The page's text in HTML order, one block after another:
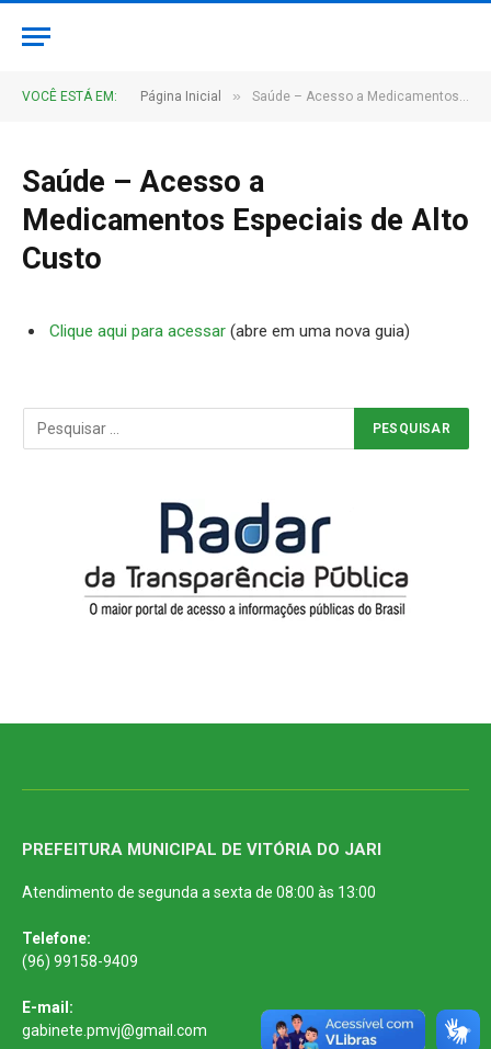
VOCÊ ESTÁ EM: Página Inicial » Saúde – Acesso a Medicamentos Especiais de Alto Custo
Saúde – Acesso a
Medicamentos Especiais de Alto
Custo
Clique aqui para acessar (abre em uma nova guia)
PREFEITURA MUNICIPAL DE VITÓRIA DO JARI
Atendimento de segunda a sexta de 08:00 às 13:00
Telefone:
(96) 99158-9409
E-mail:
gabinete.pmvj@gmail.com